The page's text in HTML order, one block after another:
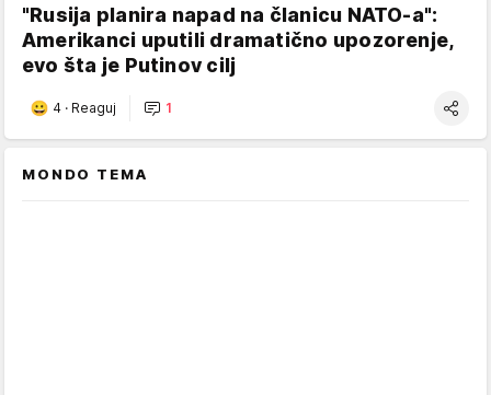
"Rusija planira napad na članicu NATO-a":
Amerikanci uputili dramatično upozorenje,
evo šta je Putinov cilj
4 · Reaguj 1
MONDO TEMA